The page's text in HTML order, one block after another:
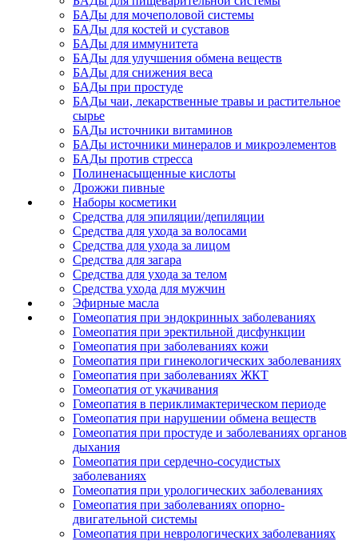
БАДы для мочеполовой системы
БАДы для костей и суставов
БАДы для иммунитета
БАДы для улучшения обмена веществ
БАДы для снижения веса
БАДы при простуде
БАДы чаи, лекарственные травы и растительное
сырье
БАДы источники витаминов
БАДы источники минералов и микроэлементов
БАДы против стресса
Полиненасыщенные кислоты
Дрожжи пивные
Наборы косметики
Средства для эпиляции/депиляции
Средства для ухода за волосами
Средства для ухода за лицом
Средства для загара
Средства для ухода за телом
Средства ухода для мужчин
Эфирные масла
Гомеопатия при эндокринных заболеваниях
Гомеопатия при эректильной дисфункции
Гомеопатия при заболеваниях кожи
Гомеопатия при гинекологических заболеваниях
Гомеопатия при заболеваниях ЖКТ
Гомеопатия от укачивания
Гомеопатия в периклимактерическом периоде
Гомеопатия при нарушении обмена веществ
Гомеопатия при простуде и заболеваниях органов
дыхания
Гомеопатия при сердечно-сосудистых
заболеваниях
Гомеопатия при урологических заболеваниях
Гомеопатия при заболеваниях опорно-
двигательной системы
Гомеопатия при неврологических заболеваниях